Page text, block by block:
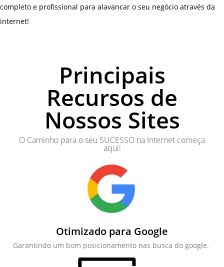
completo e profissional para alavancar o seu negócio através da
internet!
Principais
Recursos de
Nossos Sites
O Caminho para o seu SUCESSO na Internet começa
aqui!
Otimizado para Google
Garantindo um bom posicionamento nas busca do google.